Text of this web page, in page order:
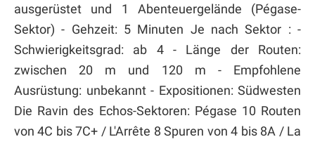
ausgerüstet und 1 Abenteuergelände (Pégase-
Sektor) - Gehzeit: 5 Minuten Je nach Sektor : -
Schwierigkeitsgrad: ab 4 - Länge der Routen:
zwischen 20 m und 120 m - Empfohlene
Ausrüstung: unbekannt - Expositionen: Südwesten
Die Ravin des Echos-Sektoren: Pégase 10 Routen
von 4C bis 7C+ / L'Arrête 8 Spuren von 4 bis 8A / La